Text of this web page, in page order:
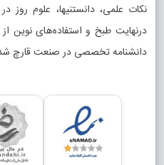
نکات علمی، دانستنیها، علوم روز در
درنهایت طبخ و استفاده‌های نوین
دانشنامه تخصصی در صنعت قارچ